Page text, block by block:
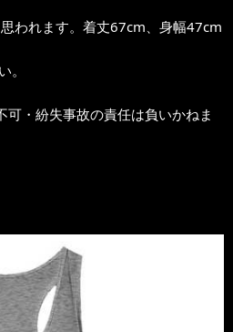
われます。着丈67cm、身幅47cm
。
可・紛失事故の責任は負いかねま